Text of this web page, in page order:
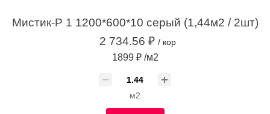
Мистик-Р 1 1200*600*10 серый (1,44м2 / 2шт)
2 734.56 ₽ / кор
1899 ₽ /м2
м2